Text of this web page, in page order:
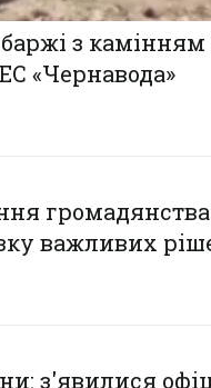
з
«Чернавода»
важливих
з'явилися